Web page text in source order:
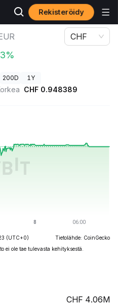
Rekisteröidy
CHF
200D 1Y
CHF 0.948389
(UTC+0)
Tietolähde: CoinGecko
ei ole tae tulevasta kehityksestä.
4.06M